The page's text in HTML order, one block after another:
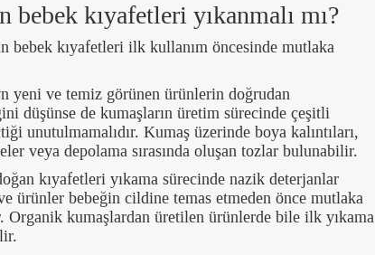
bebek kıyafetleri yıkanmalı mı?
bebek kıyafetleri ilk kullanım öncesinde mutlaka
yeni ve temiz görünen ürünlerin doğrudan
düşünse de kumaşların üretim sürecinde çeşitli
unutulmamalıdır. Kumaş üzerinde boya kalıntıları,
veya depolama sırasında oluşan tozlar bulunabilir.
kıyafetleri yıkama sürecinde nazik deterjanlar
ürünler bebeğin cildine temas etmeden önce mutlaka
Organik kumaşlardan üretilen ürünlerde bile ilk yıkama